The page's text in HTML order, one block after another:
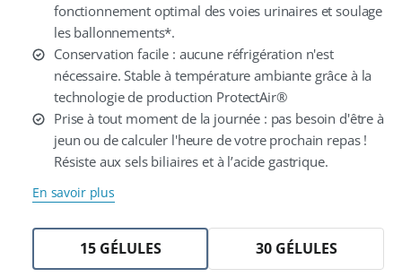
fonctionnement optimal des voies urinaires et soulage
les ballonnements*.
Conservation facile : aucune réfrigération n'est
nécessaire. Stable à température ambiante grâce à la
technologie de production ProtectAir®
Prise à tout moment de la journée : pas besoin d'être à
jeun ou de calculer l'heure de votre prochain repas !
Résiste aux sels biliaires et à l’acide gastrique.
En savoir plus
15 GÉLULES 30 GÉLULES